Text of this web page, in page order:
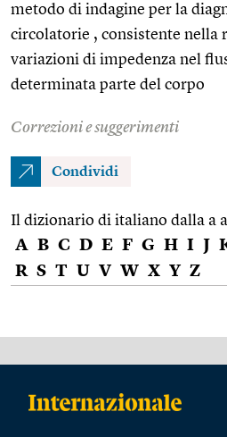
metodo di indagine per la
circolatorie , consistente nella
variazioni di impedenza nel
determinata parte del corpo
Correzioni e suggerimenti
Condividi
Il dizionario di italiano dalla a
A B C D E F G H I J
R S T U V W X Y Z